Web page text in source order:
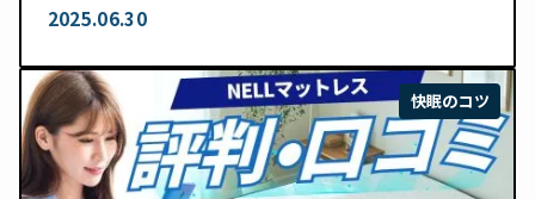
2025.06.30
快眠のコツ